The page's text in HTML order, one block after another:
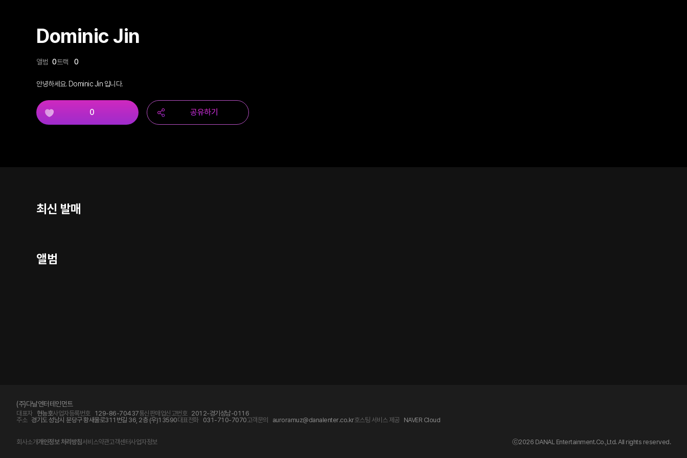
Dominic Jin
앨범 0트랙 0
안녕하세요. Dominic Jin 입니다.
0 공유하기
최신 발매
앨범
(주)다날엔터테인먼트
대표자 현능호사업자등록번호 129-86-70437통신판매업신고번호 2012-경기성남-0116
주소 경기도 성남시 분당구 황새울로311번길 36, 2층 (우)13590대표전화 031-710-7070고객문의 auroramuz@danalenter.co.kr호스팅 서비스 제공 NAVER Cloud
회사소개개인정보 처리방침서비스약관고객센터사업자정보 ⓒ2026 DANAL Entertainment.Co.,Ltd. All rights reserved.